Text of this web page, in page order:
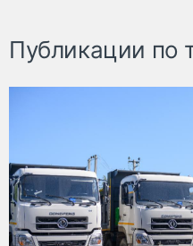
Публикации по